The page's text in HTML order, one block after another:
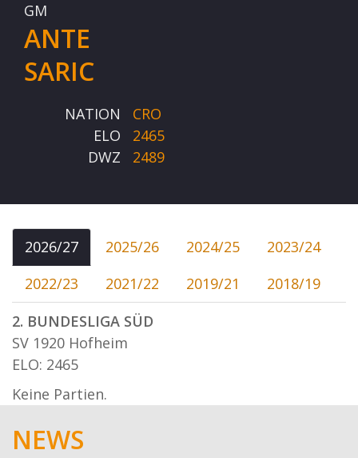
GM
ANTE
SARIC
NATION
CRO
ELO
2465
DWZ
2489
2026/27 2025/26 2024/25
2023/24
2022/23
2021/22 2019/21
2018/19
2. BUNDESLIGA SÜD
SV 1920 Hofheim
ELO: 2465
Keine Partien.
NEWS